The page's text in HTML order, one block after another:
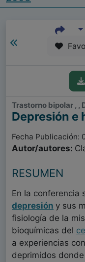
Trastorno bipolar , ,
Depresión e
Fecha Publicación:
Autor/autores:
RESUMEN
En la conferencia
depresión y sus
fisiología de la
bioquímicas del
a experiencias con
deprimidos